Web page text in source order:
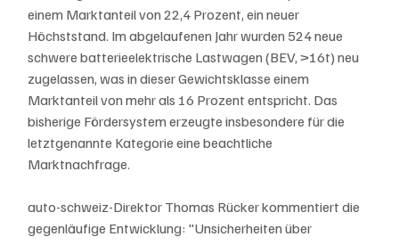
einem Marktanteil von 22,4 Prozent, ein neuer
Höchststand. Im abgelaufenen Jahr wurden 524 neue
schwere batterieelektrische Lastwagen (BEV, >16t) neu
zugelassen, was in dieser Gewichtsklasse einem
Marktanteil von mehr als 16 Prozent entspricht. Das
bisherige Fördersystem erzeugte insbesondere für die
letztgenannte Kategorie eine beachtliche
Marktnachfrage.
auto-schweiz-Direktor Thomas Rücker kommentiert die
gegenläufige Entwicklung: "Unsicherheiten über